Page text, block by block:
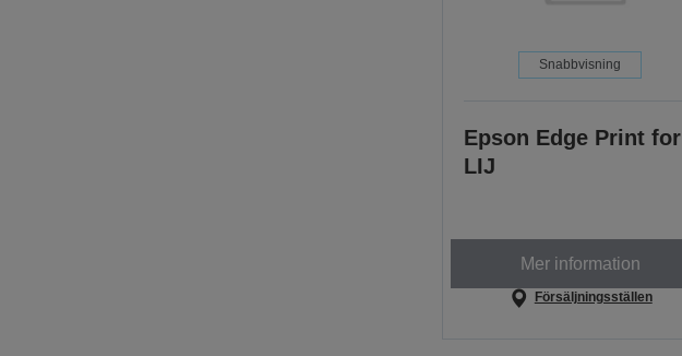
Snabbvisning
Epson Edge Print for
LIJ
Mer information
Försäljningsställen